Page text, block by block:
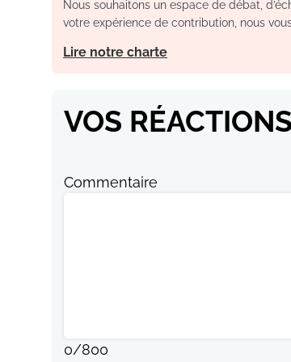
Nous souhaitons un espace de débat,
votre expérience de contribution, nous
Lire notre charte
VOS RÉACTIONS
Commentaire
0/800